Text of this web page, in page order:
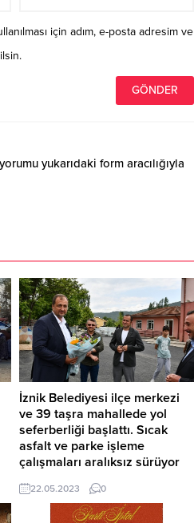
için adım, e-posta adresim ve
yukarıdaki form aracılığıyla
İznik Belediyesi ilçe merkezi
ve 39 taşra mahallede yol
seferberliği başlattı. Sıcak
asfalt ve parke işleme
çalışmaları aralıksız sürüyor
İlçe genelinde yeni yerleşim
alanlarında, bozulan yollarda, taşra
mahallelerde ve alt yapı çalışmaları
22.05.2023 0